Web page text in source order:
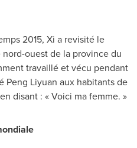
2015, Xi a revisité le
ouest de la province du
travaillé et vécu pendant
Peng Liyuan aux habitants de
disant : « Voici ma femme. »